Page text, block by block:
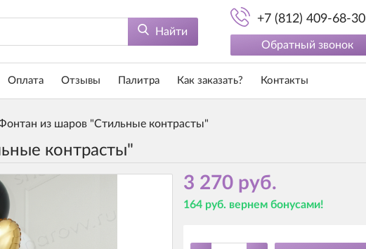
Найти
+7 (812) 409-68-30
Обратный звонок
Оплата Отзывы Палитра Как заказать? Контакты
из шаров "Стильные контрасты"
контрасты"
3 270 руб.
164 руб. вернем бонусами!